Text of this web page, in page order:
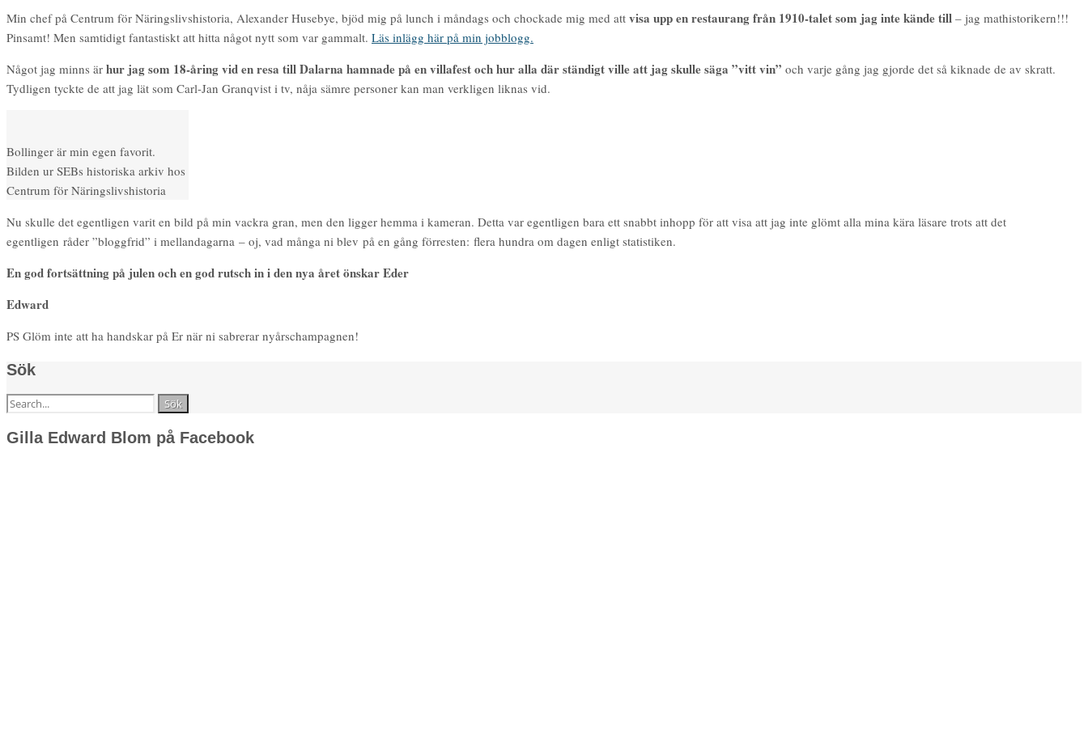
Min chef på Centrum för Näringslivshistoria, Alexander Husebye, bjöd mig på lunch i måndags och chockade mig med att visa upp en restaurang från 1910-talet som jag inte kände till – jag mathistorikern!!!
Pinsamt! Men samtidigt fantastiskt att hitta något nytt som var gammalt. Läs inlägg här på min jobblogg.
Något jag minns är hur jag som 18-åring vid en resa till Dalarna hamnade på en villafest och hur alla där ständigt ville att jag skulle säga ”vitt vin” och varje gång jag gjorde det så kiknade de av skratt.
Tydligen tyckte de att jag lät som Carl-Jan Granqvist i tv, nåja sämre personer kan man verkligen liknas vid.
Bollinger är min egen favorit.
Bilden ur SEBs historiska arkiv hos
Centrum för Näringslivshistoria
Nu skulle det egentligen varit en bild på min vackra gran, men den ligger hemma i kameran. Detta var egentligen bara ett snabbt inhopp för att visa att jag inte glömt alla mina kära läsare trots att det
egentligen råder ”bloggfrid” i mellandagarna – oj, vad många ni blev på en gång förresten: flera hundra om dagen enligt statistiken.
En god fortsättning på julen och en god rutsch in i den nya året önskar Eder
Edward
PS Glöm inte att ha handskar på Er när ni sabrerar nyårschampagnen!
Sök
Sök
Gilla Edward Blom på Facebook